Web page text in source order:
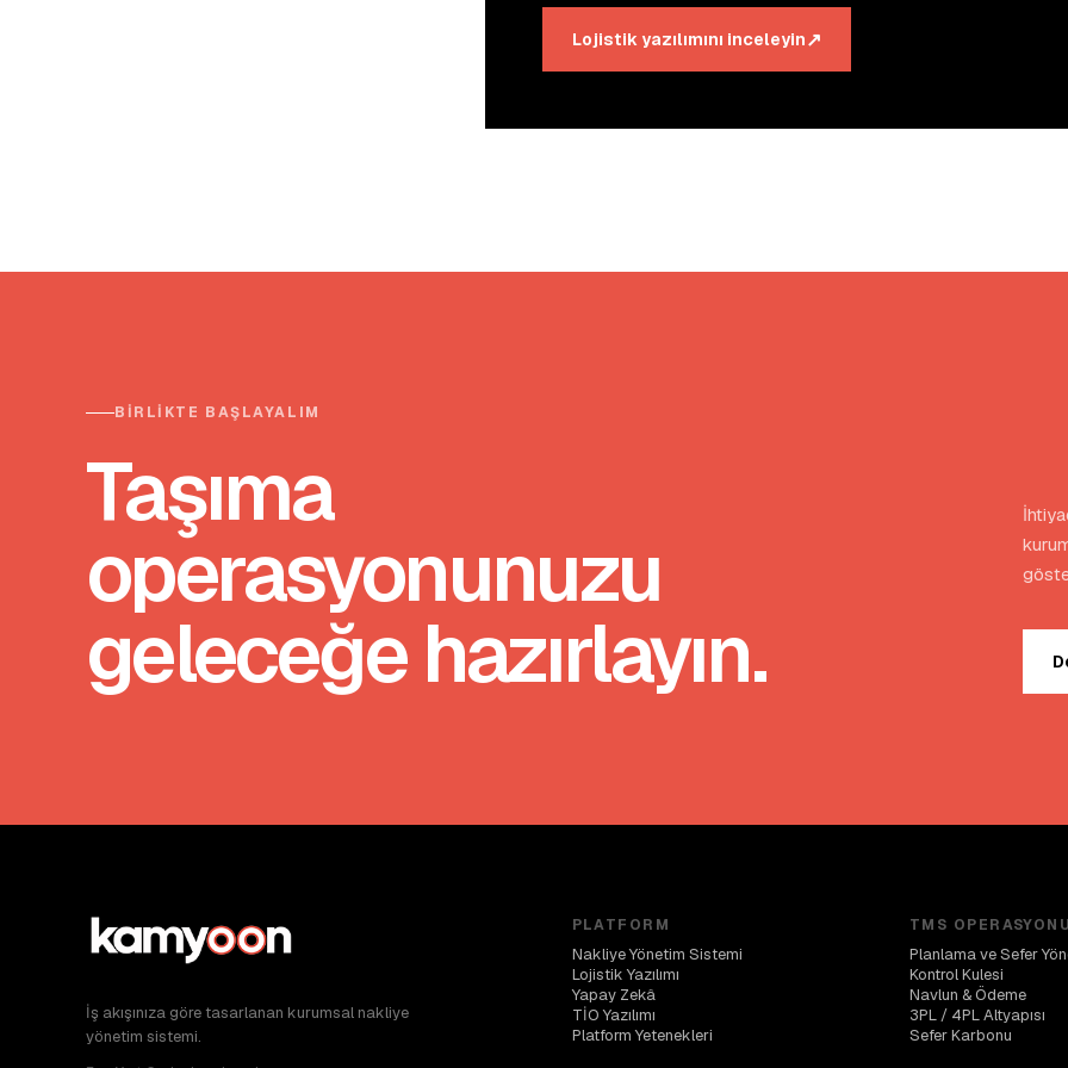
Lojistik yazılımını inceleyin↗
BIRLIKTE BAŞLAYALIM
Taşıma
operasyonunuzu
geleceğe hazırlayın.
İş akışınıza göre tasarlanan kurumsal nakliye
yönetim sistemi.
PLATFORM
Nakliye Yönetim Sistemi
Lojistik Yazılımı
Yapay Zekâ
TİO Yazılımı
Platform Yetenekleri
TMS OPERASYONU
Planlama ve Sefer
Kontrol Kulesi
Navlun & Ödeme
3PL / 4PL Altyapısı
Sefer Karbonu